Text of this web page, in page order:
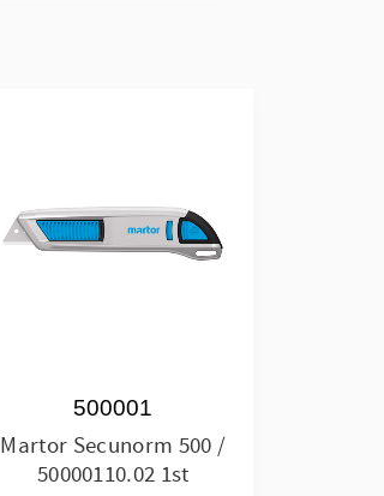
Martor Secunorm 500 /
50000110.02 1st
500001